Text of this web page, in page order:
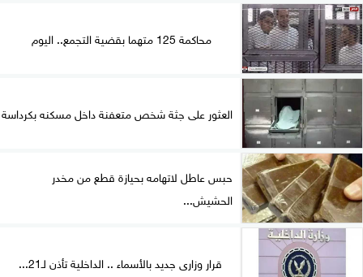
محاكمة 125 متهما بقضية التجمع.. اليوم
العثور على جثة شخص متعفنة داخل مسكنه بكرداسة
حبس عاطل لاتهامه بحيازة قطع من مخدر
الحشيش...
قرار وزارى جديد بالأسماء .. الداخلية تأذن لـ21...